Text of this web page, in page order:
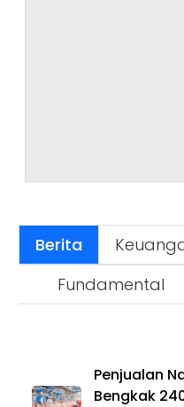
Berita
Fundamental
Penjualan
Bengkak